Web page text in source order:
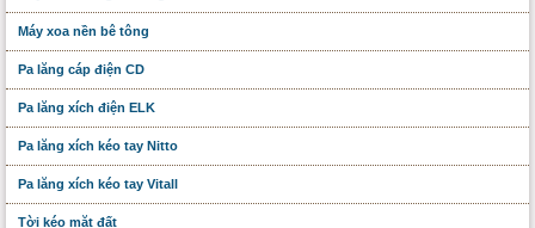
Máy xoa nền bê tông
Pa lăng cáp điện CD
Pa lăng xích điện ELK
Pa lăng xích kéo tay Nitto
Pa lăng xích kéo tay Vitall
Tời kéo mặt đất